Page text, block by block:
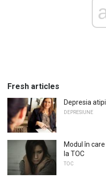
Fresh articles
Depresia
DEPRESIUNE
Modul în
la TOC
TOC